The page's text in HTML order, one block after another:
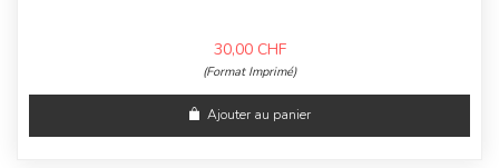
30,00 CHF
(Format Imprimé)
Ajouter au panier